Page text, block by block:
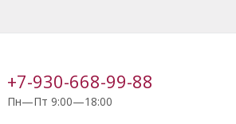
+7-930-668-99-88
Пн—Пт 9:00—18:00